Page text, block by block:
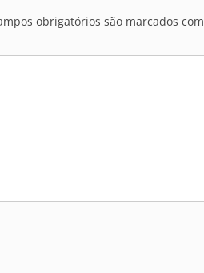
obrigatórios são marcados com